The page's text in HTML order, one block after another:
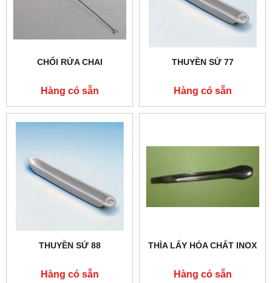
CHỔI RỬA CHAI
Hàng có sẵn
THUYỀN SỨ 77
Hàng có sẵn
THUYỀN SỨ 88
Hàng có sẵn
THÌA LẤY HÓA CHẤT INOX
Hàng có sẵn